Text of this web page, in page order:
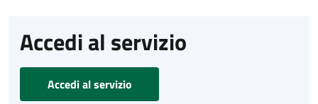
Accedi al servizio
Accedi al servizio